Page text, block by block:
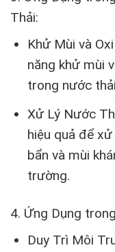
Thải:
Khử Mùi và
năng khử mùi
trong nước
Xử Lý Nước
hiệu quả để
bẩn và mùi
trường.
4. Ứng Dụng
Duy Trì Môi